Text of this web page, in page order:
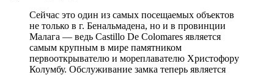
Сейчас это один из самых посещаемых объектов
не только в г. Бенальмадена, но и в провинции
Малага — ведь Castillo De Colomares является
самым крупным в мире памятником
первооткрывателю и мореплавателю Христофору
Колумбу. Обслуживание замка теперь является